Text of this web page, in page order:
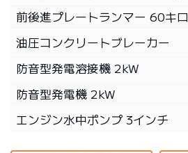
前後進プレートランマー 60キロ
油圧コンクリートブレーカー
防音型発電溶接機 2kW
防音型発電機 2kW
エンジン水中ポンプ 3インチ